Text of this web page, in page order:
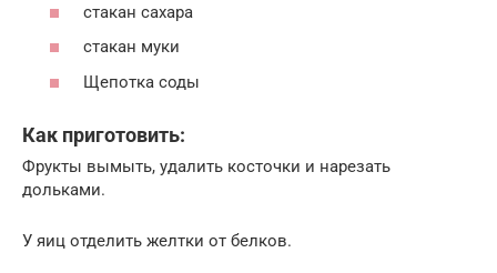
стакан сахара
стакан муки
Щепотка соды
Как приготовить:
Фрукты вымыть, удалить косточки и нарезать
дольками.
У яиц отделить желтки от белков.